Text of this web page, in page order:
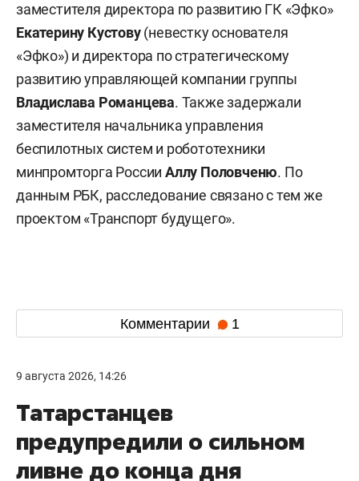
заместителя директора по развитию ГК «Эфко»
Екатерину Кустову(невестку основателя
«Эфко») и директора по стратегическому
развитию управляющей компании группы
Владислава Романцева. Также задержали
заместителя начальника управления
беспилотных систем и робототехники
минпромторга РоссииАллу Половченю. По
данным РБК, расследование связано с тем же
проектом «Транспорт будущего».
Комментарии 1
9 августа 2026, 14:26
Татарстанцев
предупредили о сильном
ливне до конца дня